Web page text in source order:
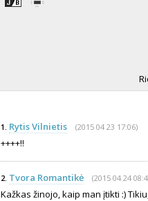
1. Rytis Vilnietis (2015 04 23 17:06)
++++!!
2. Tvora Romantikė (2015 04 24
Kažkas žinojo, kaip man įtikti :)